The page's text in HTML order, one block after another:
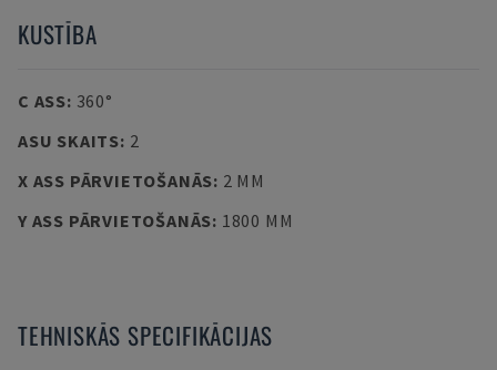
KUSTĪBA
C ASS: 360°
ASU SKAITS: 2
X ASS PĀRVIETOŠANĀS: 2 MM
Y ASS PĀRVIETOŠANĀS: 1800 MM
TEHNISKĀS SPECIFIKĀCIJAS